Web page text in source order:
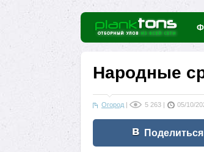
Народные
Огород | 5 263 | 05/10/